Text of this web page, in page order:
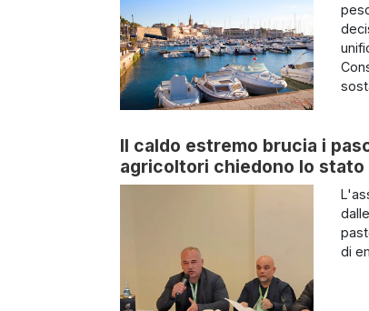
Il caldo estremo brucia i
agricoltori chiedono lo stato
di